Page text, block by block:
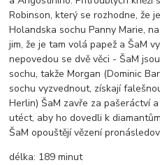
Robinson, který se rozhodne, že
Holandska sochu Panny Marie,
jim, že je tam volá papež a ŠaM
nepovedou se dvě věci - ŠaM
sochu, takže Morgan (Dominic
sochu vyzvednout, získají
Herlin) ŠaM zavře za pašeráctví
utéct, aby ho dovedli k
ŠaM opouštějí vězení
délka: 189 minut